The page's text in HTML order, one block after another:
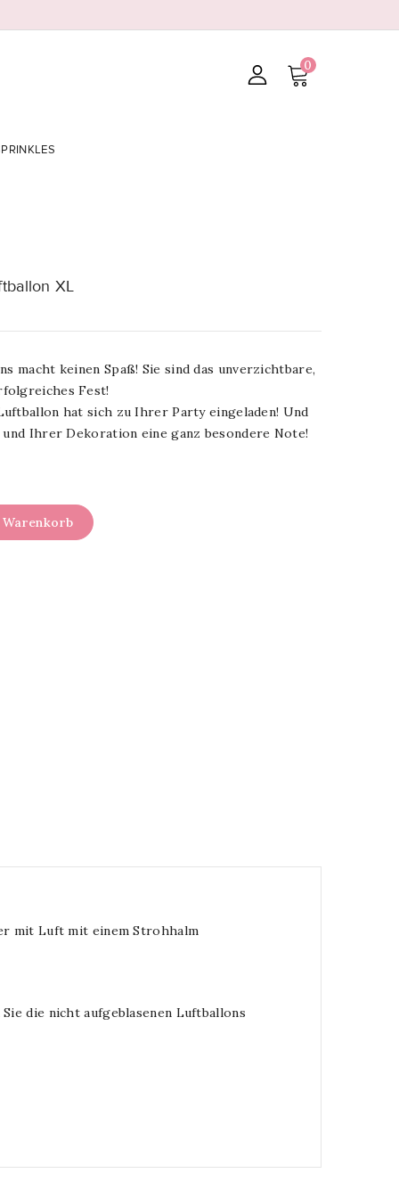
0
XL
macht keinen Spaß! Sie sind das unverzichtbare,
Fest!
hat sich zu Ihrer Party eingeladen! Und
Ihrer Dekoration eine ganz besondere Note!
Warenkorb
mit Luft mit einem Strohhalm
die nicht aufgeblasenen Luftballons